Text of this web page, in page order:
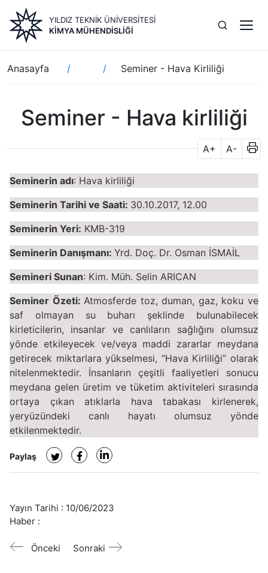
içeriğe
atla
YILDIZ TEKNİK ÜNİVERSİTESİ
KIMYA MÜHENDISLIĞI
Sayfa
yolu
Anasayfa Seminer - Hava Kirliliği
Seminer - Hava kirliliği
A+ A-
Seminerin adı: Hava kirliliği
Seminerin Tarihi ve Saati: 30.10.2017, 12.00
Seminerin Yeri: KMB-319
Seminerin Danışmanı: Yrd. Doç. Dr. Osman İSMAİL
Semineri Sunan: Kim. Müh. Selin ARICAN
Seminer Özeti:Atmosferde toz, duman, gaz, koku ve
saf olmayan su buharı şeklinde bulunabilecek
kirleticilerin, insanlar ve canlıların sağlığını olumsuz
yönde etkileyecek ve/veya maddi zararlar meydana
getirecek miktarlara yükselmesi, “Hava Kirliliği” olarak
nitelenmektedir. İnsanların çeşitli faaliyetleri sonucu
meydana gelen üretim ve tüketim aktiviteleri sırasında
ortaya çıkan atıklarla hava tabakası kirlenerek,
yeryüzündeki canlı hayatı olumsuz yönde
etkilenmektedir.
Paylaş
Yayın Tarihi : 10/06/2023
Haber :
Önceki Sonraki